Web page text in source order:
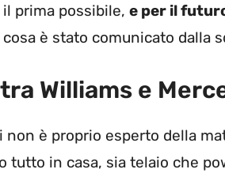
prima possibile, e per il
cosa è stato comunicato dalla
Williams e
non è proprio esperto della
tutto in casa, sia telaio che